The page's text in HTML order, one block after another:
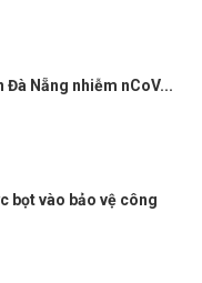
Đà Nẵng nhiễm nCoV...
bọt vào bảo vệ công